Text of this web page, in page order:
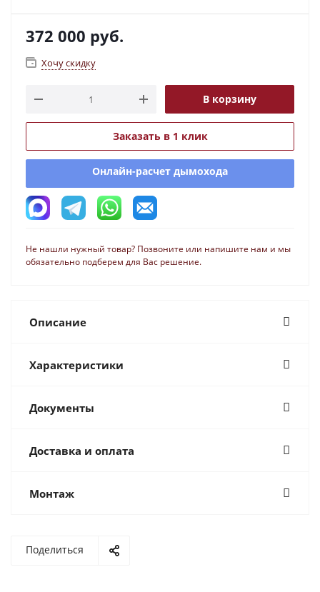
372 000 руб.
Хочу скидку
В корзину
Заказать в 1 клик
Онлайн-расчет дымохода
Не нашли нужный товар? Позвоните или напишите нам и мы
обязательно подберем для Вас решение.
Описание
Характеристики
Документы
Доставка и оплата
Монтаж
Поделиться